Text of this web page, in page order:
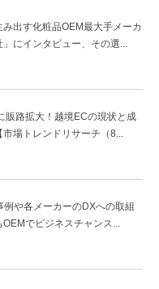
出す化粧品OEM最大手メーカ
にインタビュー、その選...
販路拡大！越境ECの現状と成
場トレンドリサーチ（8...
や各メーカーのDXへの取組
でビジネスチャンス...